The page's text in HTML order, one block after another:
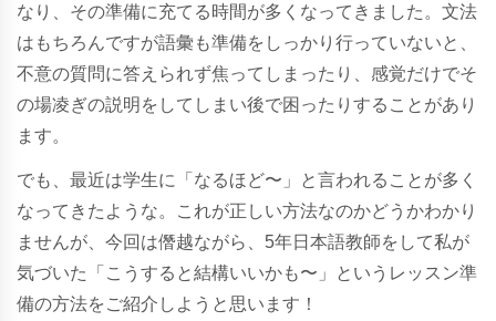
なり、その準備に充てる時間が多くなってきました。文法
はもちろんですが語彙も準備をしっかり行っていないと、
不意の質問に答えられず焦ってしまったり、感覚だけでそ
の場凌ぎの説明をしてしまい後で困ったりすることがあり
ます。
でも、最近は学生に「なるほど〜」と言われることが多く
なってきたような。
これが正しい方法なのかどうかわかり
ませんが、 今回は僭越ながら、5年日本語教師をして私が
気づいた「こうすると結構いいかも〜」というレッスン準
備の方法をご紹介しようと思います！